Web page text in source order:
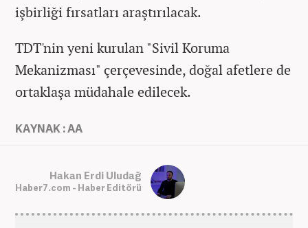
işbirliği fırsatları araştırılacak.
TDT'nin yeni kurulan "Sivil Koruma
Mekanizması" çerçevesinde, doğal afetlere de
ortaklaşa müdahale edilecek.
KAYNAK : AA
Hakan Erdi Uludağ
Haber7.com - Haber Editörü